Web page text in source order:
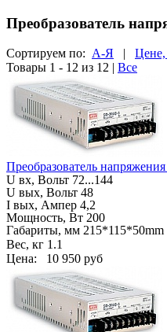
Преобразователь
Сортируем по: А-Я | Цене,
Товары 1 - 12 из 12 | Все
Преобразователь
U вх, Вольт 72...144
U вых, Вольт 48
I вых, Ампер 4,2
Мощность, Вт 200
Габариты, мм 215*115*50mm
Вес, кг 1.1
Цена: 10 950 руб